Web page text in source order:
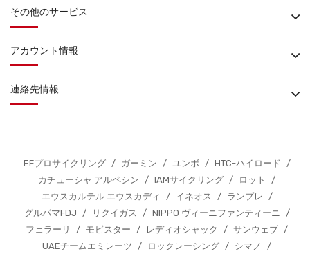
その他のサービス
アカウント情報
連絡先情報
EFプロサイクリング / ガーミン / ユンボ / HTC-ハイロード
/
カチューシャ アルペシン
/ IAMサイクリング / ロット
/
エウスカルテル エウスカディ
/ イネオス / ランプレ
/
グルパマFDJ
/ リクイガス / NIPPO ヴィーニファンティーニ
/
フェラーリ
/ モビスター / レディオシャック / サンウェブ /
UAEチームエミレーツ
/ ロックレーシング / シマノ /